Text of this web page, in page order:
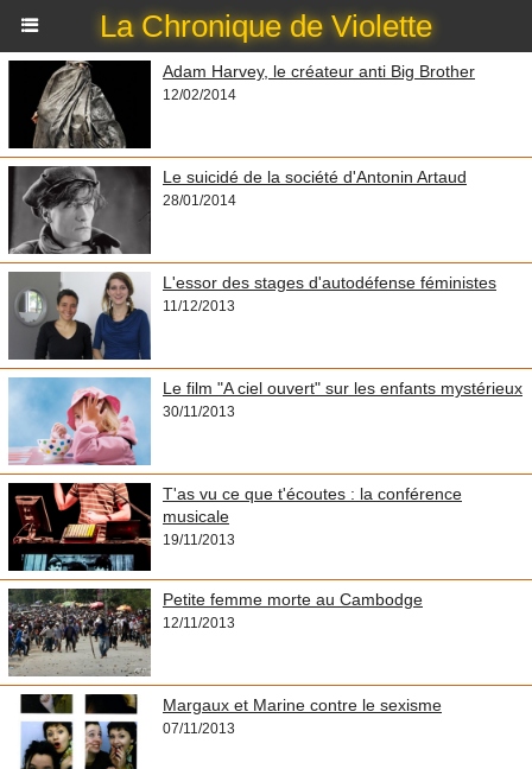
La Chronique de Violette
Adam Harvey, le créateur anti Big Brother
12/02/2014
Le suicidé de la société d'Antonin Artaud
28/01/2014
L'essor des stages d'autodéfense féministes
11/12/2013
Le film "A ciel ouvert" sur les enfants mystérieux
30/11/2013
T'as vu ce que t'écoutes : la conférence
musicale
19/11/2013
Petite femme morte au Cambodge
12/11/2013
Margaux et Marine contre le sexisme
07/11/2013